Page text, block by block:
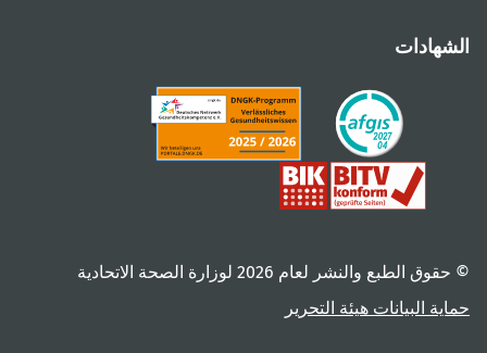
الشهادات
© حقوق الطبع والنشر لعام ‎2026 لوزارة الصحة الاتحادية
حماية البيانات هيئة التحرير